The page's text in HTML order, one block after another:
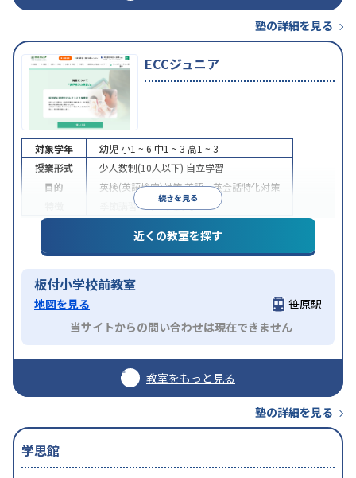
塾の詳細を見る
ECCジュニア
続きを見る
対象学年 幼児 小1 ~ 6 中1 ~ 3 高1 ~ 3
授業形式
少人数制(10人以下) 自立学習
目的
英検(英語検定)対策英語・英会話特化対策
季節講習のみの受講可
近くの教室を探す
板付小学校前教室
地図を見る
笹原駅
当サイトからの問い合わせは現在できません
教室をもっと見る
塾の詳細を見る
学思館